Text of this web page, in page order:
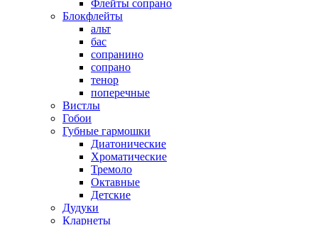
Флейты сопрано
Блокфлейты
альт
бас
сопранино
сопрано
тенор
поперечные
Вистлы
Гобои
Губные гармошки
Диатонические
Хроматические
Тремоло
Октавные
Детские
Дудуки
Кларнеты